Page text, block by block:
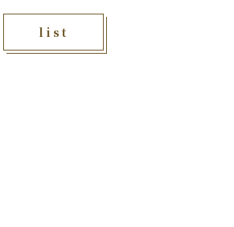
list